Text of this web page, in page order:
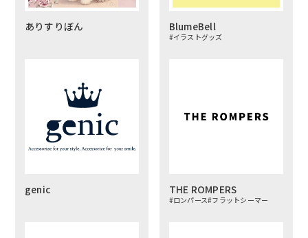
ありすりぼん BlumeBell
#イラストグッズ
genic THE ROMPERS
#ロンパース#フラットシーマー